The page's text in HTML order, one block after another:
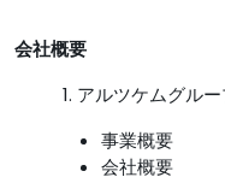
会社概要
1. アルツケムグルー
事業概要
会社概要